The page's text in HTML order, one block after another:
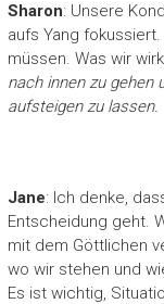
Sharon: Unsere
aufs Yang
müssen. Was wir
nach innen zu gehen
aufsteigen zu lassen.
Jane: Ich denke,
Entscheidung geht.
mit dem Göttlichen
wo wir stehen und
Es ist wichtig,